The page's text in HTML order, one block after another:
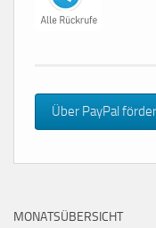
Über PayPal
MONATSÜBERSICHT